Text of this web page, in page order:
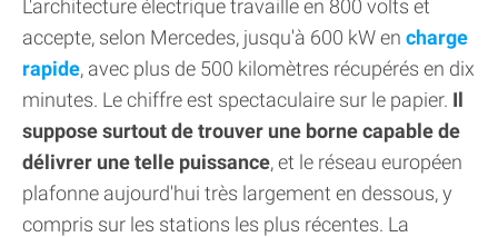
L'architecture électrique travaille en 800 volts et
accepte, selon Mercedes, jusqu'à 600 kW en charge
rapide, avec plus de 500 kilomètres récupérés en dix
minutes. Le chiffre est spectaculaire sur le papier. Il
suppose surtout de trouver une borne capable de
délivrer une telle puissance, et le réseau européen
plafonne aujourd'hui très largement en dessous, y
compris sur les stations les plus récentes. La